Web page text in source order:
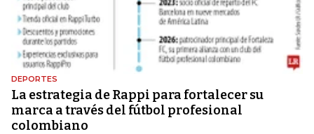
DEPORTES
La estrategia de Rappi para fortalecer su
marca a través del fútbol profesional
colombiano